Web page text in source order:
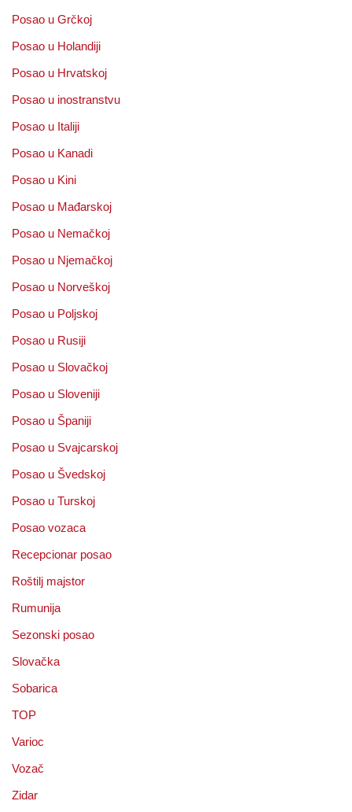
Posao u Grčkoj
Posao u Holandiji
Posao u Hrvatskoj
Posao u inostranstvu
Posao u Italiji
Posao u Kanadi
Posao u Kini
Posao u Mađarskoj
Posao u Nemačkoj
Posao u Njemačkoj
Posao u Norveškoj
Posao u Poljskoj
Posao u Rusiji
Posao u Slovačkoj
Posao u Sloveniji
Posao u Španiji
Posao u Svajcarskoj
Posao u Švedskoj
Posao u Turskoj
Posao vozaca
Recepcionar posao
Roštilj majstor
Rumunija
Sezonski posao
Slovačka
Sobarica
TOP
Varioc
Vozač
Zidar